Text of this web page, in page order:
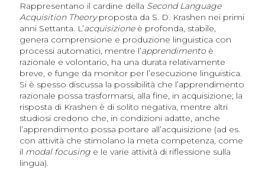
Rappresentano il cardine della Second Language
Acquisition Theoryproposta da S. D. Krashen nei primi
anni Settanta. L’acquisizioneè profonda, stabile,
genera comprensione e produzione linguistica con
processi automatici, mentre l’apprendimentoè
razionale e volontario, ha una durata relativamente
breve, e funge da monitor per l’esecuzione linguistica.
Si è spesso discussa la possibilità che l’apprendimento
razionale possa trasformarsi, alla fine, in acquisizione; la
risposta di Krashen è di solito negativa, mentre altri
studiosi credono che, in condizioni adatte, anche
l’apprendimento possa portare all’acquisizione (ad es.
con attività che stimolano la meta competenza, come
il modal focusinge le varie attività di riflessione sulla
lingua).